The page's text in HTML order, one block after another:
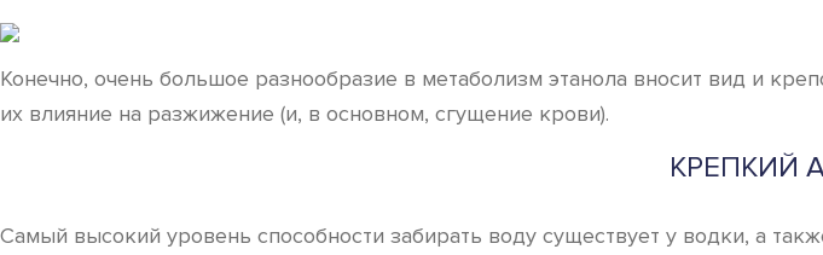
Конечно, очень большое разнообразие в метаболизм этанола вносит вид и
их влияние на разжижение (и, в основном, сгущение крови).
КРЕПКИЙ
Самый высокий уровень способности забирать воду существует у водки, а